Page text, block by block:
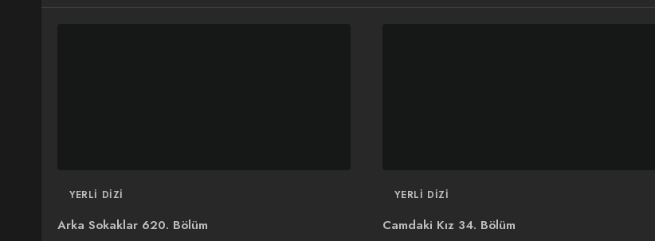
YERLI DIZI
Arka Sokaklar 620. Bölüm
YERLI DIZI
Camdaki Kız 34. Bölüm